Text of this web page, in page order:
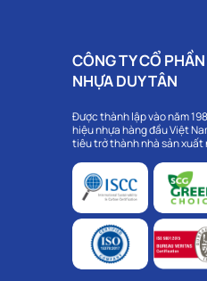
CÔNG TY CỔ
NHỰA DUY TÂN
Được thành lập vào năm
hiệu nhựa hàng đầu Việt
tiêu trở thành nhà sản xuất